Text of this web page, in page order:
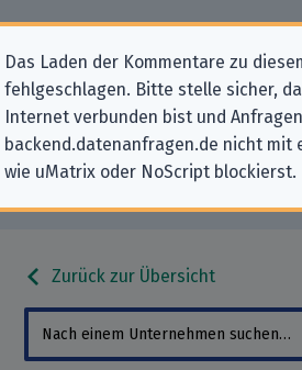
Das Laden der Kommentare zu
fehlgeschlagen. Bitte stelle sicher,
Internet verbunden bist und
backend.datenanfragen.de nicht mit
wie uMatrix oder NoScript blockierst.
Datenschutz-
„Grundschule Am
Zurück zur Übersicht